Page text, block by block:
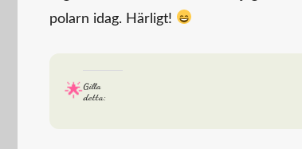
polarn idag. Härligt!
Gilla
detta: